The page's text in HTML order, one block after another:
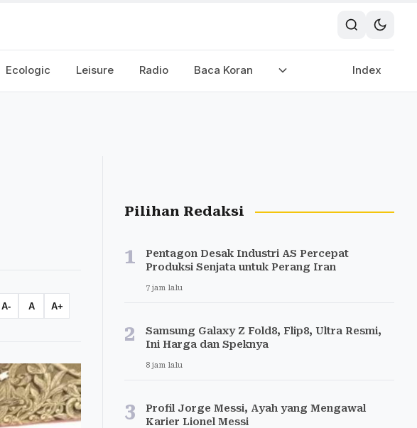
Ecologic Leisure Radio Baca Koran Index
A- A A+
Pilihan Redaksi
1
Pentagon Desak Industri AS Percepat
Produksi Senjata untuk Perang Iran
7 jam lalu
2
Samsung Galaxy Z Fold8, Flip8, Ultra Resmi,
Ini Harga dan Speknya
8 jam lalu
3
Profil Jorge Messi, Ayah yang Mengawal
Karier Lionel Messi